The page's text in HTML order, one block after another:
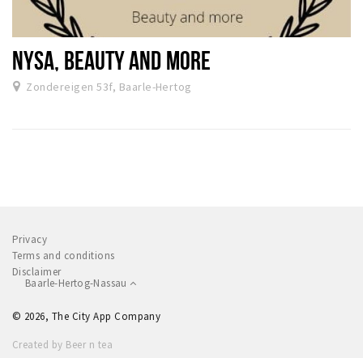
NYSA, BEAUTY AND MORE
Zondereigen 53f, Baarle-Hertog
Privacy
Terms and conditions
Disclaimer
Baarle-Hertog-Nassau
© 2026, The City App Company
Created by Beer n tea